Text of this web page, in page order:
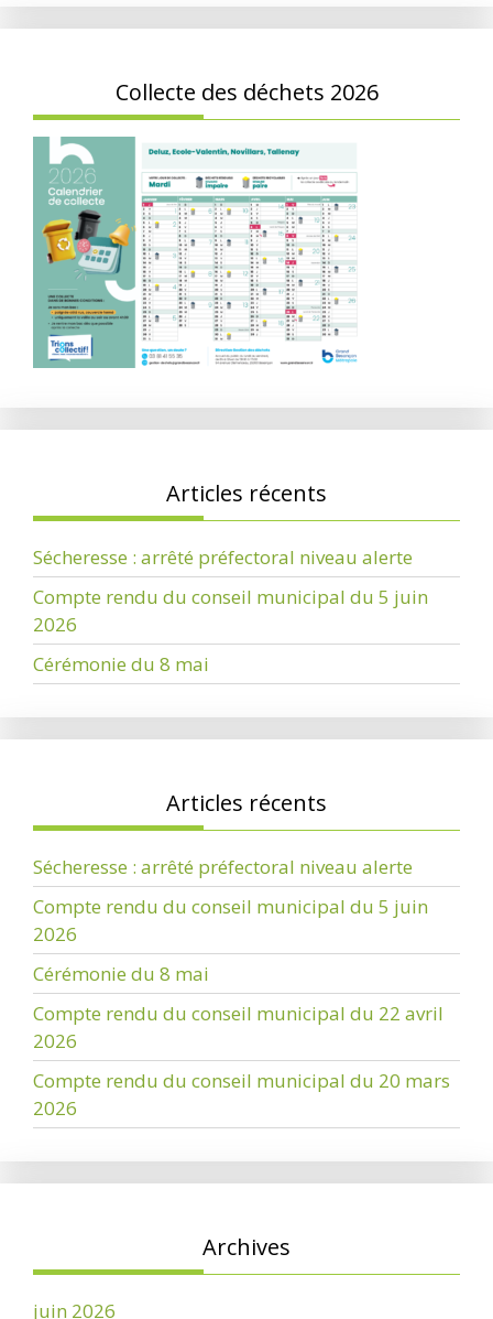
Collecte des déchets 2026
Articles récents
Sécheresse : arrêté préfectoral niveau alerte
Compte rendu du conseil municipal du 5 juin
2026
Cérémonie du 8 mai
Articles récents
Sécheresse : arrêté préfectoral niveau alerte
Compte rendu du conseil municipal du 5 juin
2026
Cérémonie du 8 mai
Compte rendu du conseil municipal du 22 avril
2026
Compte rendu du conseil municipal du 20 mars
2026
Archives
juin 2026